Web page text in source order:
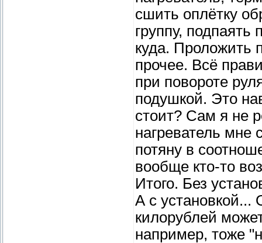
сшить оплётку
группу,
куда. Проложить
прочее. Всё
при повороте
подушкой. Это
стоит? Сам я не
нагреватель мне
потяну в
вообще кто-то
Итого. Без
А с установкой...
килорублей
например, тоже